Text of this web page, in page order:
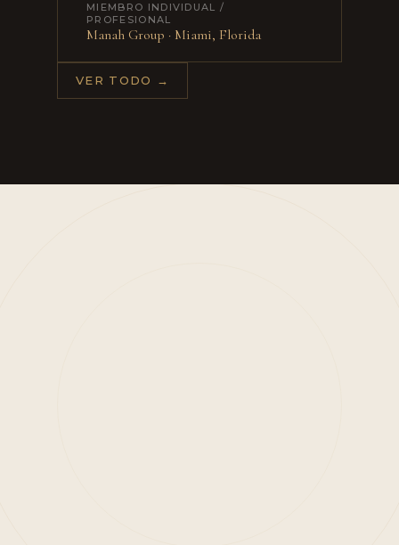
MIEMBRO INDIVIDUAL /
PROFESIONAL
Manah Group · Miami, Florida
VER TODO →